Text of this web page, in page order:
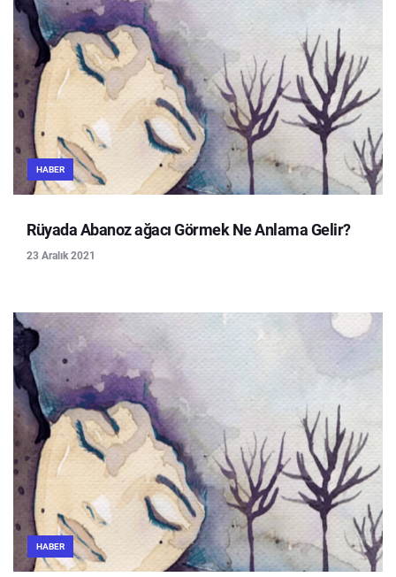
HABER
Rüyada Abanoz ağacı Görmek Ne Anlama Gelir?
23 Aralık 2021
HABER